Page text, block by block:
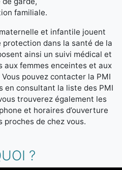
familiale.
et infantile jouent
dans la santé de la
ainsi un suivi médical et
femmes enceintes et aux
pouvez contacter la PMI
en consultant la liste des PMI
trouverez également les
et horaires d’ouverture
proches de chez vous.
?